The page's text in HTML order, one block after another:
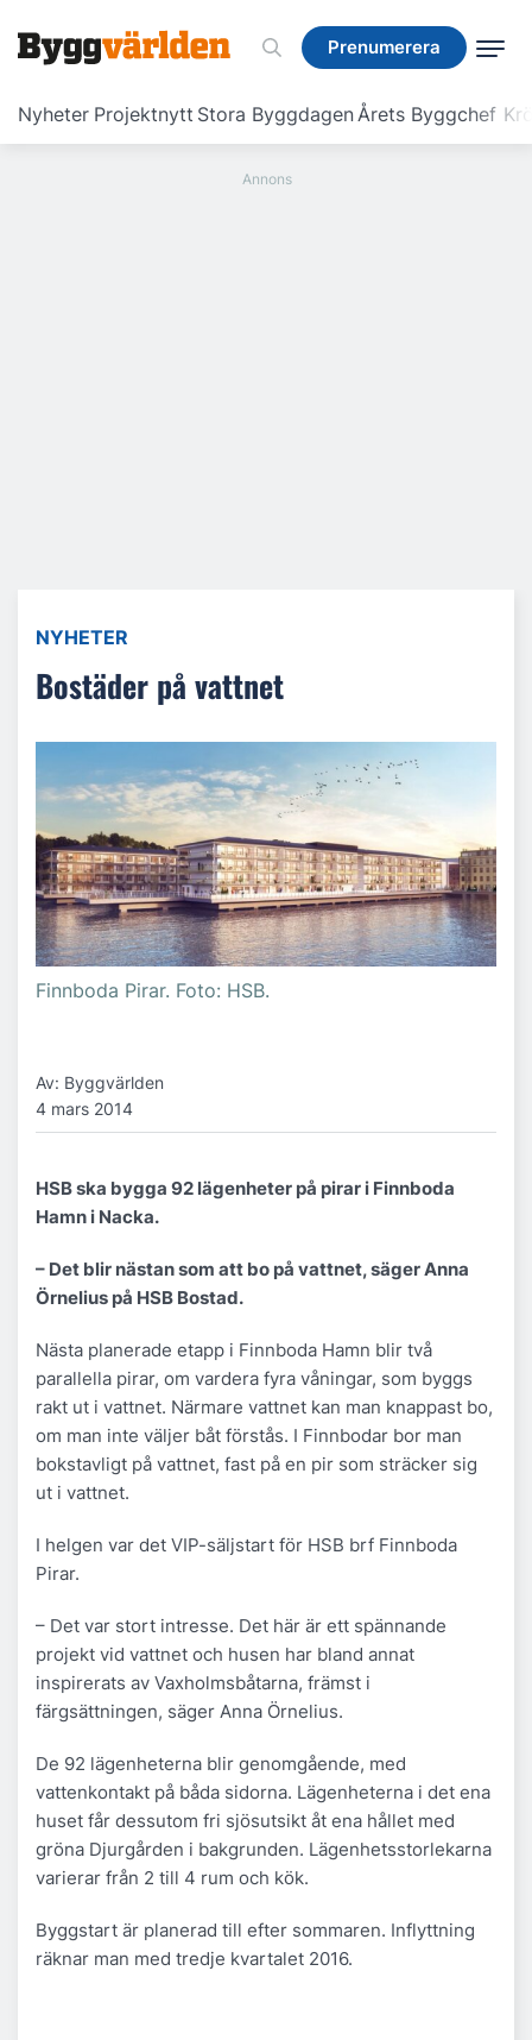
Prenumerera
Nyheter Projektnytt Stora ByggdagenÅrets Byggchef
Prenumerera
NYHETER
Bostäder på vattnet
Finnboda Pirar. Foto: HSB.
Av: Byggvärlden
4 mars 2014
HSB ska bygga 92 lägenheter på pirar i Finnboda
Hamn i Nacka.
– ­Det blir nästan som att bo på vattnet, säger Anna
Örnelius på HSB Bostad.
Nästa planerade etapp i Finnboda Hamn blir två
parallella pirar, om vardera fyra våningar, som byggs
rakt ut i vattnet. Närmare vattnet kan man knappast bo,
om man inte väljer båt förstås. I Finnbodar bor man
bokstavligt på vattnet, fast på en pir som sträcker sig
ut i vattnet.
I helgen var det VIP-säljstart för HSB brf Finnboda
Pirar.
– Det var stort intresse. Det här är ett spännande
projekt vid vattnet och husen har bland annat
inspirerats av Vaxholmsbåtarna, främst i
färgsättningen, säger Anna Örnelius.
De 92 lägenheterna blir genomgående, med
vattenkontakt på båda sidorna. Lägenheterna i det ena
huset får dessutom fri sjösutsikt åt ena hållet med
gröna Djurgården i bakgrunden. Lägenhetsstorlekarna
varierar från 2 till 4 rum och kök.
Byggstart är planerad till efter sommaren. Inflyttning
räknar man med tredje kvartalet 2016.